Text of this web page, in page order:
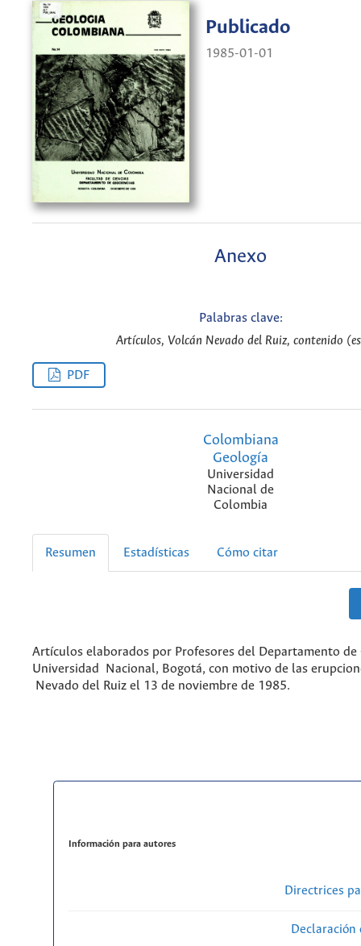
Publicado
1985-01-01
Anexo
Palabras clave:
Artículos, Volcán Nevado del Ruiz, contenido
PDF
Colombiana
Geología
Universidad
Nacional de
Colombia
Resumen Estadísticas Cómo citar
Artículos elaborados por Profesores del Departamento de
Universidad Nacional, Bogotá, con motivo de las
Nevado del Ruiz el 13 de noviembre de 1985.
Información para autores
Directrices